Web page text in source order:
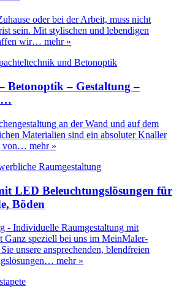
oder bei der Arbeit, muss nicht
sein. Mit stylischen und lebendigen
wir… mehr »
Betonoptik – Gestaltung –
an der Wand und auf dem
Materialien sind ein absoluter Knaller
von… mehr »
LED Beleuchtungslösungen für
Böden
- Individuelle Raumgestaltung mit
Ganz speziell bei uns im MeinMaler-
unsere ansprechenden, blendfreien
mehr »